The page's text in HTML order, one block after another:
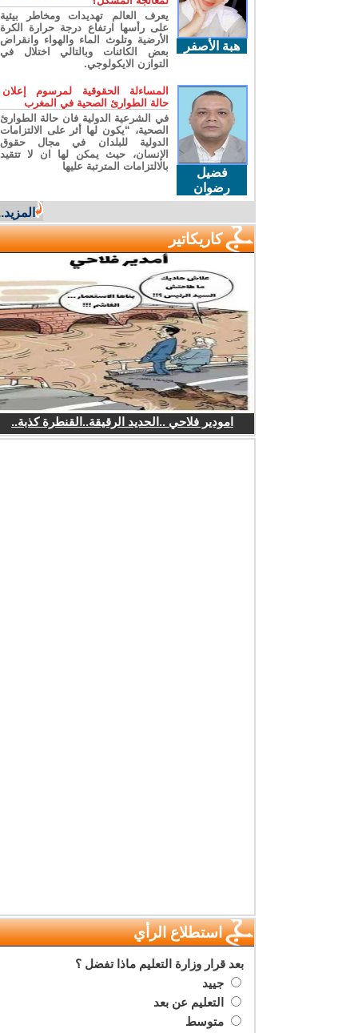
هبة الأصفر
يعرف العالم تهديدات ومخاطر بيئية
على رأسها ارتفاع درجة حرارة الكرة
الأرضية وتلوث الماء والهواء وانقراض
بعض الكائنات وبالتالي اختلال في
التوازن الايكولوجي.
فضيل
رضوان
المساءلة الحقوقية لمرسوم إعلان
حالة الطوارئ الصحية في المغرب
في الشرعية الدولية فان حالة الطوارئ
الصحية، “يكون لها أثر على الالتزامات
الدولية للبلدان في مجال حقوق
الإنسان، حيث يمكن لها ان لا تتقيد
بالالتزامات المترتبة عليها
المزيد...
كاريكاتير
امودير فلاحي ..الحديد الرقيقة..القنطرة كذبة..
استطلاع الرأي
بعد قرار وزارة التعليم ماذا تفضل ؟
جييد
التعليم عن بعد
متوسط